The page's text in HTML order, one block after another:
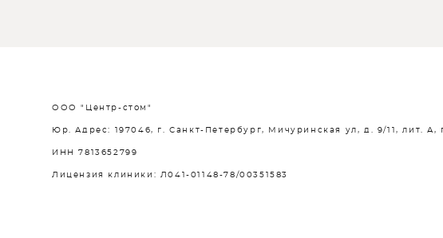
ООО "Центр-стом"
Юр. Адрес: 197046, г. Санкт-Петербург, Мичуринская ул, д. 9/11, лит. А,
ИНН 7813652799
Лицензия клиники: Л041-01148-78/00351583